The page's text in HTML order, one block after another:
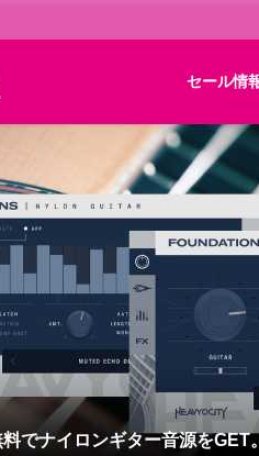
セール情
社 ライセンス認